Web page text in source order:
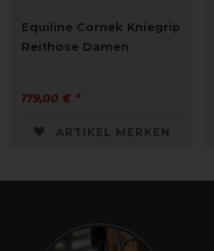
Equiline Cornek Kniegrip
Reithose Damen
179,00 € *
ARTIKEL MERKEN